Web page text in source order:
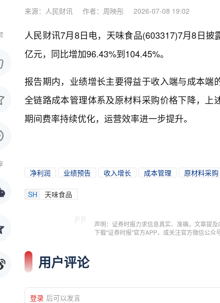
来源：人民财讯 作者：周映彤 2026-07-08 19:02
人民财讯7月8日电， 天味食品(603317)7月8日
亿元，同比增加96.43%到104.45%。
报告期内，业绩增长主要得益于收入端与成本
全链路成本管理体系及原材料采购价格下降，
期间费率持续优化，运营效率进一步提升。
净利润 业绩预告 收入增长 成本管理 原材料采购
SH 天味食品
声明：证券时报力求信息真实、准确，文章提
下载"证券时报"官方APP，或关注官方微信公
用户评论
登录 后可以发言